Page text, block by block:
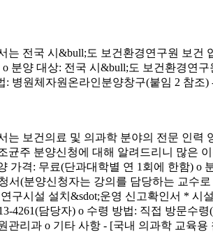
전국 시&bull;도 보건환경연구원 보
양 대상: 전국 시&bull;도 보건환경연구
: 병원체자원온라인분양창구(붙임 2 참
보건의료 및 의과학 분야의 전문 인
주 분양신청에 대해 알려드리니 많은
가격: 무료(단과대학별 연 1회에 한함)
서(분양신청자는 강의를 담당하는 교수
구시설 설치&sdot;운영 신고확인서 *
4261(담당자) o 수령 방법: 직접 방문
관리과 o 기타 사항 - [국내 의과학 교육